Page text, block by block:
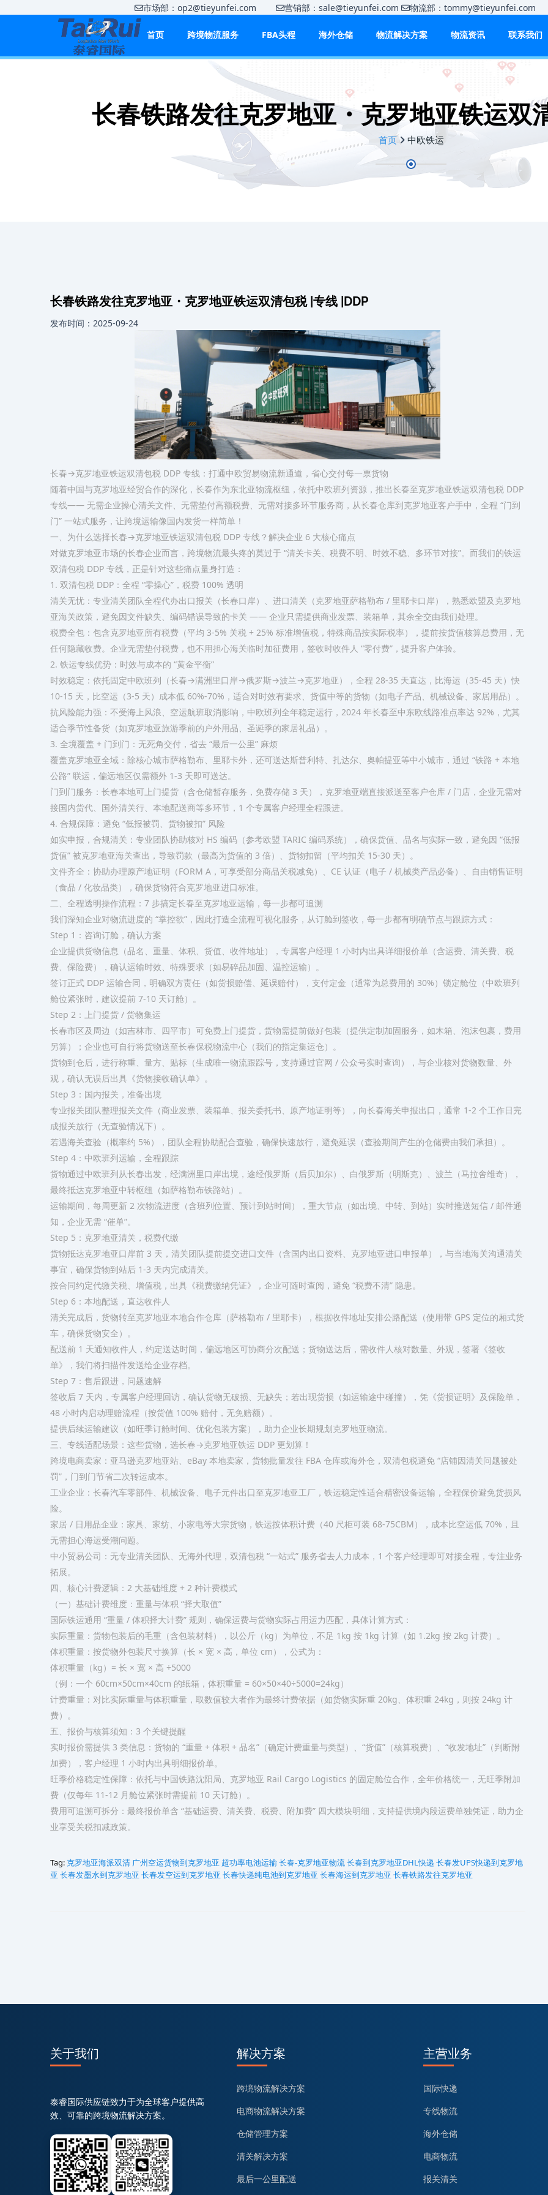
市场部：op2@tieyunfei.com 营销部：sale@tieyunfei.com 物流部：
首页 跨境物流服务 FBA头程 海外仓储 物流解决方案 物流资讯 联系我们
长春铁路发往克罗地亚・克罗地亚铁运双
首页 中欧铁运
长春铁路发往克罗地亚・克罗地亚铁运双清包税 |专线 |DDP
发布时间：2025-09-24
长春→克罗地亚铁运双清包税 DDP 专线：打通中欧贸易物流新通道，省心交付每一票货物​
随着中国与克罗地亚经贸合作的深化，长春作为东北亚物流枢纽，依托中欧班列资源，推出长春至克罗地亚铁运双清包税 DDP
专线—— 无需企业操心清关文件、无需垫付高额税费、无需对接多环节服务商，从长春仓库到克罗地亚客户手中，全程 “门到
门” 一站式服务，让跨境运输像国内发货一样简单！​
一、为什么选择长春→克罗地亚铁运双清包税 DDP 专线？解决企业 6 大核心痛点​
对做克罗地亚市场的长春企业而言，跨境物流最头疼的莫过于 “清关卡关、税费不明、时效不稳、多环节对接”。而我们的铁运
双清包税 DDP 专线，正是针对这些痛点量身打造：​
1. 双清包税 DDP：全程 “零操心”，税费 100% 透明​
清关无忧：专业清关团队全程代办出口报关（长春口岸）、进口清关（克罗地亚萨格勒布 / 里耶卡口岸），熟悉欧盟及克罗地
亚海关政策，避免因文件缺失、编码错误导致的卡关 —— 企业只需提供商业发票、装箱单，其余全交由我们处理。​
税费全包：包含克罗地亚所有税费（平均 3-5% 关税 + 25% 标准增值税，特殊商品按实际税率），提前按货值核算总费用，无
任何隐藏收费。企业无需垫付税费，也不用担心海关临时加征费用，签收时收件人 “零付费”，提升客户体验。​
2. 铁运专线优势：时效与成本的 “黄金平衡”​
时效稳定：依托固定中欧班列（长春→满洲里口岸→俄罗斯→波兰→克罗地亚），全程 28-35 天直达，比海运（35-45 天）快
10-15 天，比空运（3-5 天）成本低 60%-70%，适合对时效有要求、货值中等的货物（如电子产品、机械设备、家居用品）。​
抗风险能力强：不受海上风浪、空运航班取消影响，中欧班列全年稳定运行，2024 年长春至中东欧线路准点率达 92%，尤其
适合季节性备货（如克罗地亚旅游季前的户外用品、圣诞季的家居礼品）。​
3. 全境覆盖 + 门到门：无死角交付，省去 “最后一公里” 麻烦​
覆盖克罗地亚全域：除核心城市萨格勒布、里耶卡外，还可送达斯普利特、扎达尔、奥帕提亚等中小城市，通过 “铁路 + 本地
公路” 联运，偏远地区仅需额外 1-3 天即可送达。​
门到门服务：长春本地可上门提货（含仓储暂存服务，免费存储 3 天），克罗地亚端直接派送至客户仓库 / 门店，企业无需对
接国内货代、国外清关行、本地配送商等多环节，1 个专属客户经理全程跟进。​
4. 合规保障：避免 “低报被罚、货物被扣” 风险​
如实申报，合规清关：专业团队协助核对 HS 编码（参考欧盟 TARIC 编码系统），确保货值、品名与实际一致，避免因 “低报
货值” 被克罗地亚海关查出，导致罚款（最高为货值的 3 倍）、货物扣留（平均扣关 15-30 天）。​
文件齐全：协助办理原产地证明（FORM A，可享受部分商品关税减免）、CE 认证（电子 / 机械类产品必备）、自由销售证明
（食品 / 化妆品类），确保货物符合克罗地亚进口标准。​
二、全程透明操作流程：7 步搞定长春至克罗地亚运输，每一步都可追溯​
我们深知企业对物流进度的 “掌控欲”，因此打造全流程可视化服务，从订舱到签收，每一步都有明确节点与跟踪方式：​
Step 1：咨询订舱，确认方案​
企业提供货物信息（品名、重量、体积、货值、收件地址），专属客户经理 1 小时内出具详细报价单（含运费、清关费、税
费、保险费），确认运输时效、特殊要求（如易碎品加固、温控运输）。​
签订正式 DDP 运输合同，明确双方责任（如货损赔偿、延误赔付），支付定金（通常为总费用的 30%）锁定舱位（中欧班列
舱位紧张时，建议提前 7-10 天订舱）。​
Step 2：上门提货 / 货物集运​
长春市区及周边（如吉林市、四平市）可免费上门提货，货物需提前做好包装（提供定制加固服务，如木箱、泡沫包裹，费用
另算）；企业也可自行将货物送至长春保税物流中心（我们的指定集运仓）。​
货物到仓后，进行称重、量方、贴标（生成唯一物流跟踪号，支持通过官网 / 公众号实时查询），与企业核对货物数量、外
观，确认无误后出具《货物接收确认单》。​
Step 3：国内报关，准备出境​
专业报关团队整理报关文件（商业发票、装箱单、报关委托书、原产地证明等），向长春海关申报出口，通常 1-2 个工作日完
成报关放行（无查验情况下）。​
若遇海关查验（概率约 5%），团队全程协助配合查验，确保快速放行，避免延误（查验期间产生的仓储费由我们承担）。​
Step 4：中欧班列运输，全程跟踪​
货物通过中欧班列从长春出发，经满洲里口岸出境，途经俄罗斯（后贝加尔）、白俄罗斯（明斯克）、波兰（马拉舍维奇），
最终抵达克罗地亚中转枢纽（如萨格勒布铁路站）。​
运输期间，每周更新 2 次物流进度（含班列位置、预计到站时间），重大节点（如出境、中转、到站）实时推送短信 / 邮件通
知，企业无需 “催单”。​
Step 5：克罗地亚清关，税费代缴​
货物抵达克罗地亚口岸前 3 天，清关团队提前提交进口文件（含国内出口资料、克罗地亚进口申报单），与当地海关沟通清关
事宜，确保货物到站后 1-3 天内完成清关。​
按合同约定代缴关税、增值税，出具《税费缴纳凭证》，企业可随时查阅，避免 “税费不清” 隐患。​
Step 6：本地配送，直达收件人​
清关完成后，货物转至克罗地亚本地合作仓库（萨格勒布 / 里耶卡），根据收件地址安排公路配送（使用带 GPS 定位的厢式货
车，确保货物安全）。​
配送前 1 天通知收件人，约定送达时间，偏远地区可协商分次配送；货物送达后，需收件人核对数量、外观，签署《签收
单》，我们将扫描件发送给企业存档。​
Step 7：售后跟进，问题速解​
签收后 7 天内，专属客户经理回访，确认货物无破损、无缺失；若出现货损（如运输途中碰撞），凭《货损证明》及保险单，
48 小时内启动理赔流程（按货值 100% 赔付，无免赔额）。​
提供后续运输建议（如旺季订舱时间、优化包装方案），助力企业长期规划克罗地亚物流。​
三、专线适配场景：这些货物，选长春→克罗地亚铁运 DDP 更划算！​
跨境电商卖家：亚马逊克罗地亚站、eBay 本地卖家，货物批量发往 FBA 仓库或海外仓，双清包税避免 “店铺因清关问题被处
罚”，门到门节省二次转运成本。​
工业企业：长春汽车零部件、机械设备、电子元件出口至克罗地亚工厂，铁运稳定性适合精密设备运输，全程保价避免货损风
险。​
家居 / 日用品企业：家具、家纺、小家电等大宗货物，铁运按体积计费（40 尺柜可装 68-75CBM），成本比空运低 70%，且
无需担心海运受潮问题。​
中小贸易公司：无专业清关团队、无海外代理，双清包税 “一站式” 服务省去人力成本，1 个客户经理即可对接全程，专注业务
拓展。
四、核心计费逻辑：2 大基础维度 + 2 种计费模式​
（一）基础计费维度：重量与体积 “择大取值”​
国际铁运通用 “重量 / 体积择大计费” 规则，确保运费与货物实际占用运力匹配，具体计算方式：​
实际重量：货物包装后的毛重（含包装材料），以公斤（kg）为单位，不足 1kg 按 1kg 计算（如 1.2kg 按 2kg 计费）。​
体积重量：按货物外包装尺寸换算（长 × 宽 × 高，单位 cm），公式为：​
体积重量（kg）= 长 × 宽 × 高 ÷5000​
（例：一个 60cm×50cm×40cm 的纸箱，体积重量 = 60×50×40÷5000=24kg）​
计费重量：对比实际重量与体积重量，取数值较大者作为最终计费依据（如货物实际重 20kg、体积重 24kg，则按 24kg 计
费）。
五、报价与核算须知：3 个关键提醒​
实时报价需提供 3 类信息：货物的 “重量 + 体积 + 品名”（确定计费重量与类型）、“货值”（核算税费）、“收发地址”（判断附
加费），客户经理 1 小时内出具明细报价单。​
旺季价格稳定性保障：依托与中国铁路沈阳局、克罗地亚 Rail Cargo Logistics 的固定舱位合作，全年价格统一，无旺季附加
费（仅每年 11-12 月舱位紧张时需提前 10 天订舱）。​
费用可追溯可拆分：最终报价单含 “基础运费、清关费、税费、附加费” 四大模块明细，支持提供境内段运费单独凭证，助力企
业享受关税扣减政策。
Tag:克罗地亚海派双清 广州空运货物到克罗地亚‌‌‌‌‌‌‌‌‌‌‌‌‌‌‌‌‌‌‌‌‌‌‌‌ 超功率电池运输长春-克罗地亚物流长春到克罗地亚DHL快递 长春发UPS快递到克罗地
亚 长春发墨水到克罗地亚 长春发空运到克罗地亚 长春快递纯电池到克罗地亚 长春海运到克罗地亚 长春铁路发往克罗地亚
关于我们
泰睿国际供应链致力于为全球客户提供高
效、可靠的跨境物流解决方案。
解决方案
跨境物流解决方案
电商物流解决方案
仓储管理方案
清关解决方案
最后一公里配送
主营业务
国际快递
专线物流
海外仓储
电商物流
报关清关